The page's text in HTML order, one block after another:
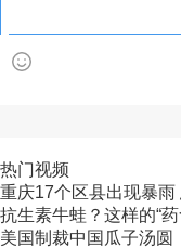
热门视频
重庆17个区县出现暴
抗生素牛蛙？这样的“
美国制裁中国瓜子汤圆